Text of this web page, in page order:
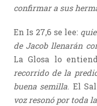
confirmar a sus
En Is 27,6 se lee:
de Jacob llenarán
La Glosa lo
recorrido de la
buena semilla. El
voz resonó por toda